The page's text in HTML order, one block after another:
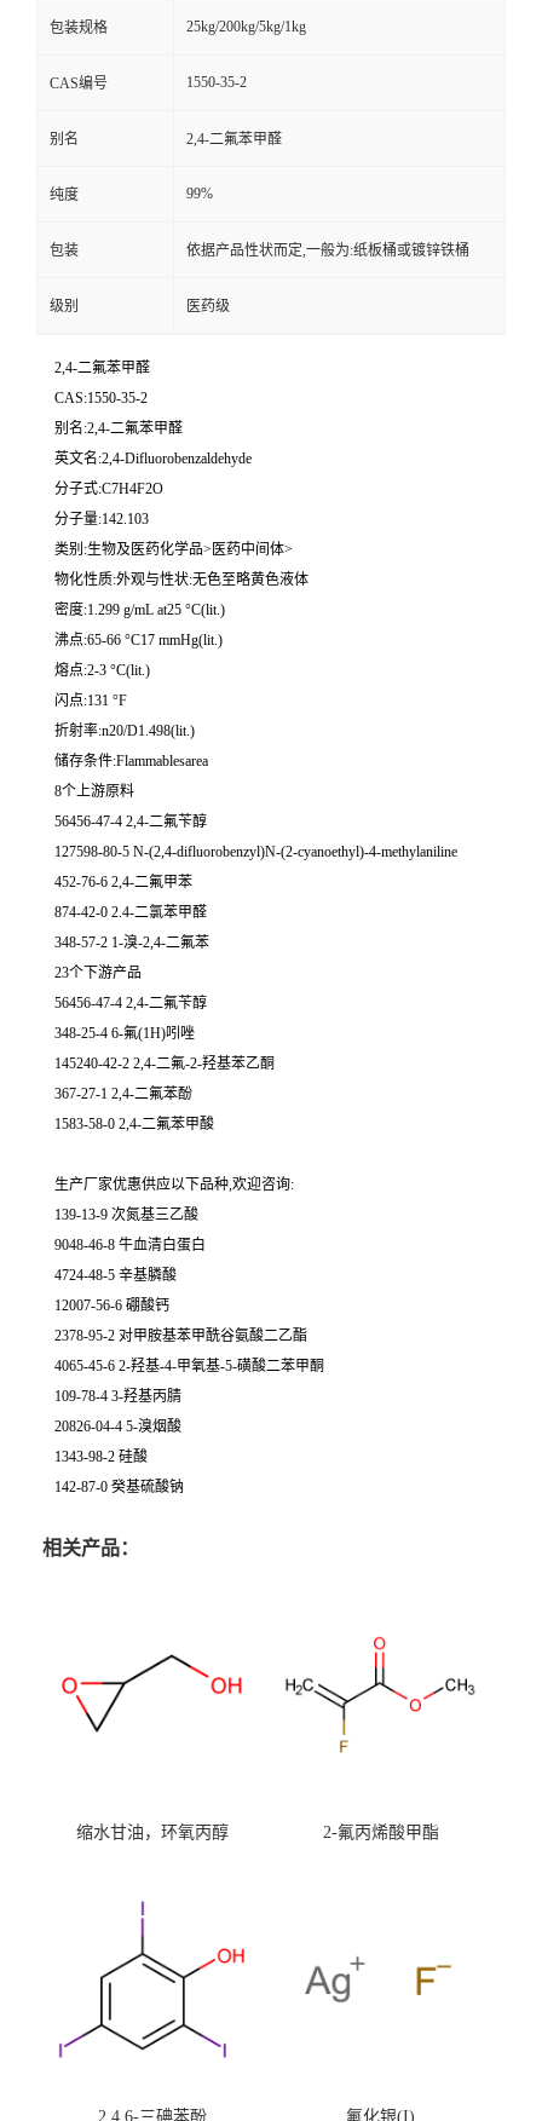
包装规格 25kg/200kg/5kg/1kg
CAS编号 1550-35-2
别名 2,4-二氟苯甲醛
纯度 99%
包装 依据产品性状而定,一般为:纸板桶或镀锌铁桶
级别 医药级
2,4-二氟苯甲醛
CAS:1550-35-2
别名:2,4-二氟苯甲醛
英文名:2,4-Difluorobenzaldehyde
分子式:C7H4F2O
分子量:142.103
类别:生物及医药化学品>医药中间体>
物化性质:外观与性状:无色至略黄色液体
密度:1.299 g/mL at25 °C(lit.)
沸点:65-66 °C17 mmHg(lit.)
熔点:2-3 °C(lit.)
闪点:131 °F
折射率:n20/D1.498(lit.)
储存条件:Flammablesarea
8个上游原料
56456-47-4 2,4-二氟苄醇
127598-80-5 N-(2,4-difluorobenzyl)N-(2-cyanoethyl)-4-methylaniline
452-76-6 2,4-二氟甲苯
874-42-0 2.4-二氯苯甲醛
348-57-2 1-溴-2,4-二氟苯
23个下游产品
56456-47-4 2,4-二氟苄醇
348-25-4 6-氟(1H)吲唑
145240-42-2 2,4-二氟-2-羟基苯乙酮
367-27-1 2,4-二氟苯酚
1583-58-0 2,4-二氟苯甲酸
生产厂家优惠供应以下品种,欢迎咨询:
139-13-9 次氮基三乙酸
9048-46-8 牛血清白蛋白
4724-48-5 辛基膦酸
12007-56-6 硼酸钙
2378-95-2 对甲胺基苯甲酰谷氨酸二乙酯
4065-45-6 2-羟基-4-甲氧基-5-磺酸二苯甲酮
109-78-4 3-羟基丙腈
20826-04-4 5-溴烟酸
1343-98-2 硅酸
142-87-0 癸基硫酸钠
相关产品：
缩水甘油，环氧丙醇 2-氟丙烯酸甲酯
2,4,6-三碘苯酚 氟化银(I)